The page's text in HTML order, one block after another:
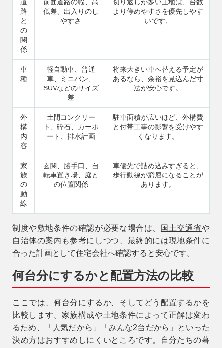
道
路
と
の
関
係
前面道路の幅、高
低差、出入りのし
やすさ
切り返しが多い土地は、台数
より停めやすさを優先しやす
いです。
車
種
軽自動車、普通
車、ミニバン、
SUVなどのサイズ
差
将来大きい車へ替える予定が
あるなら、余裕を見込んだ寸
法が安心です。
外
構
内
容
土間コンクリー
ト、砕石、カーポ
ート、排水計画
駐車面積が広いほど、外構費
と付帯工事の影響を受けやす
くなります。
家
族
の
動
線
玄関、勝手口、自
転車置き場、庭と
の位置関係
車優先で詰め込みすぎると、
歩行動線が窮屈になることが
あります。
制度や敷地条件の確認が必要な場合は、 国土交通省や
自治体の案内も参考にしつつ、最終的には現地条件に
合った計画として住宅会社へ確認すると安心です。
何台分にするかと配置方法の比較
ここでは、何台分にするか、そしてどう配置するかを
比較します。家族構成や土地条件によって正解は変わ
るため、「人気だから」「みんな2台だから」といった
決め方はおすすめしにくいところです。自分たちの暮
（定休／水曜日）
注文住宅
0120-70-1212
リフォーム
0120-37-7611
アフターメンテナンス
04-2950-7171
事業用
04-2968-5522